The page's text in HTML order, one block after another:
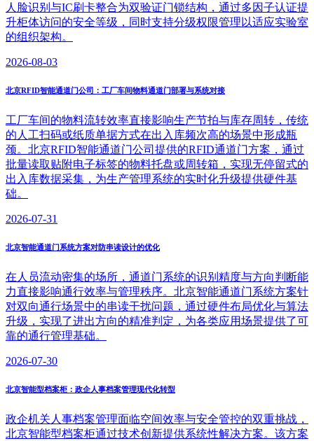
人脸识别与IC刷卡整合为双验证门锁结构，通过多因子认证提
升柜体访问的安全等级，同时支持分级权限管理以适应实验室
的组织架构。
2026-08-03
北京RFID智能通道门公司：工厂车间物料通道门部署与系统对接
工厂车间的物料流转效率直接影响生产节拍与库存周转，传统
的人工扫码或纸质单据方式在出入库频次高的场景中形成瓶
颈。北京RFID智能通道门公司提供的RFID通道门方案，通过
批量读取贴附电子标签的物料托盘或周转箱，实现无停留式的
出入库数据采集，为生产管理系统的实时化升级提供硬件基
础。
2026-07-31
北京智能通道门系统方案对防串读设计的优化
在人员流动密集的场所，通道门系统的识别精度与方向判断能
力直接影响通行效率与管理秩序。北京智能通道门系统方案针
对双向通行场景中的串读干扰问题，通过硬件布局优化与算法
升级，实现了进出方向的精准判定，为各类应用场景提供了可
靠的通行管理基础。
2026-07-30
北京智能型档案柜：政企人事档案管理现代化转型
政企机关人事档案管理面临空间效率与安全管控的双重挑战，
北京智能型档案柜通过技术创新提供系统性解决方案。该方案